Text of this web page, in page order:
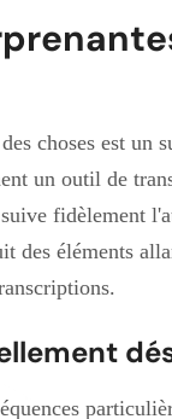
choses est un
un outil de
fidèlement
des éléments